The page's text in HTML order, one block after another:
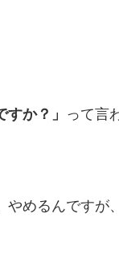
すか？」 って言
めるんですが